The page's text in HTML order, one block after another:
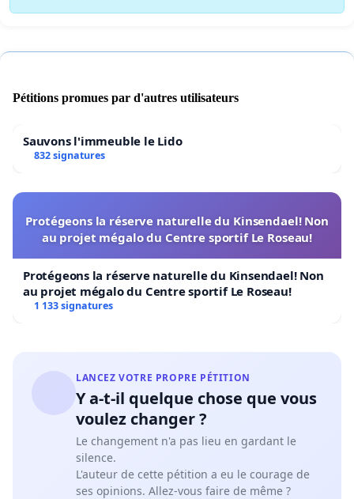
Pétitions promues par d'autres utilisateurs
Sauvons l'immeuble le Lido
832 signatures
Protégeons la réserve naturelle du Kinsendael! Non
au projet mégalo du Centre sportif Le Roseau!
Protégeons la réserve naturelle du Kinsendael! Non
au projet mégalo du Centre sportif Le Roseau!
1 133 signatures
LANCEZ VOTRE PROPRE PÉTITION
Y a-t-il quelque chose que vous
voulez changer ?
Le changement n'a pas lieu en gardant le
silence.
L'auteur de cette pétition a eu le courage de
ses opinions. Allez-vous faire de même ?